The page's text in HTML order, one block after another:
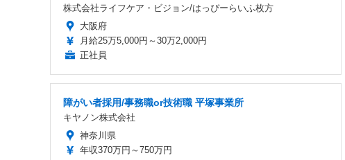
株式会社ライフケア・ビジョン/はっぴーらいふ枚方
大阪府
月給25万5,000円～30万2,000円
正社員
障がい者採用/事務職or技術職 平塚事業所
キヤノン株式会社
神奈川県
年収370万円～750万円